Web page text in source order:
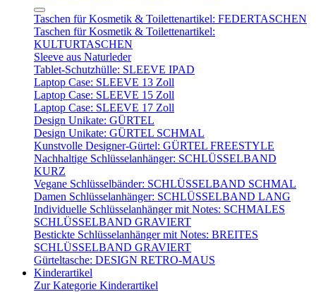
Taschen für Kosmetik & Toilettenartikel: FEDERTASCHEN
Taschen für Kosmetik & Toilettenartikel:
KULTURTASCHEN
Sleeve aus Naturleder
Tablet-Schutzhülle: SLEEVE IPAD
Laptop Case: SLEEVE 13 Zoll
Laptop Case: SLEEVE 15 Zoll
Laptop Case: SLEEVE 17 Zoll
Design Unikate: GÜRTEL
Design Unikate: GÜRTEL SCHMAL
Kunstvolle Designer-Gürtel: GÜRTEL FREESTYLE
Nachhaltige Schlüsselanhänger: SCHLÜSSELBAND
KURZ
Vegane Schlüsselbänder: SCHLÜSSELBAND SCHMAL
Damen Schlüsselanhänger: SCHLÜSSELBAND LANG
Individuelle Schlüsselanhänger mit Notes: SCHMALES
SCHLÜSSELBAND GRAVIERT
Bestickte Schlüsselanhänger mit Notes: BREITES
SCHLÜSSELBAND GRAVIERT
Gürteltasche: DESIGN RETRO-MAUS
Kinderartikel
Zur Kategorie Kinderartikel